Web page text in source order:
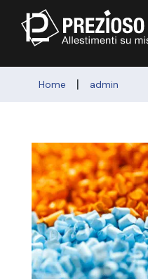
Home | admin